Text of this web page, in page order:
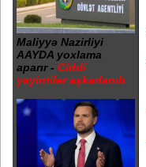
Maliyyə Nazirliyi
AAYDA yoxlama
aparır - Ciddi
yeyintilər aşkarlanıb